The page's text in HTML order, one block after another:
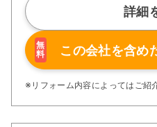
示、施工方法などを明瞭に
満足頂けるリフォームを行
おります。
ぜひ、お客様のご希望をお
しております。
詳細
無
料
この会社を含め
※リフォーム内容によってはご紹